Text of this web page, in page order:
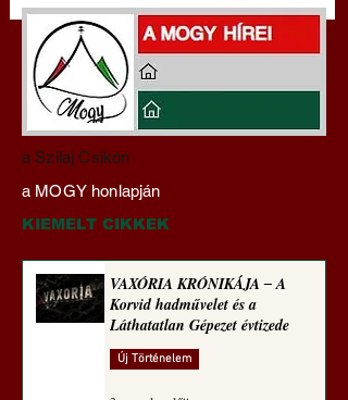
Darai Lajos:
Naplóbölcsességeim
(2024)
a Szilaj Csikón
a MOGY honlapján
KIEMELT CIKKEK
VAXÓRIA KRÓNIKÁJA ‒ A
Korvid hadművelet és a
Láthatatlan Gépezet évtizede
Új Történelem